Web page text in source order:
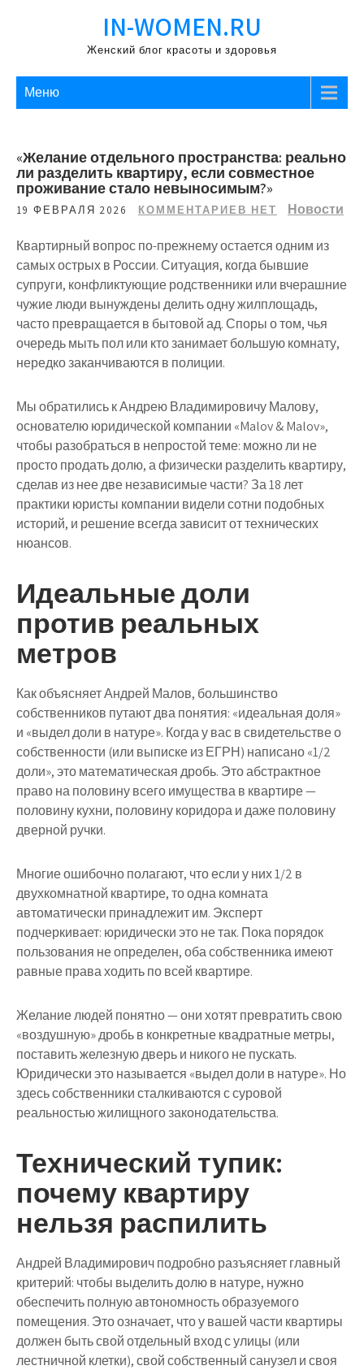
IN-WOMEN.RU
Женский блог красоты и здоровья
Меню
«Желание отдельного пространства: реально
ли разделить квартиру, если совместное
проживание стало невыносимым?»
19 ФЕВРАЛЯ 2026 КОММЕНТАРИЕВ НЕТ Новости
Квартирный вопрос по-прежнему остается одним из
самых острых в России. Ситуация, когда бывшие
супруги, конфликтующие родственники или вчерашние
чужие люди вынуждены делить одну жилплощадь,
часто превращается в бытовой ад. Споры о том, чья
очередь мыть пол или кто занимает большую комнату,
нередко заканчиваются в полиции.
Мы обратились к Андрею Владимировичу Малову,
основателю юридической компании «Malov & Malov»,
чтобы разобраться в непростой теме: можно ли не
просто продать долю, а физически разделить квартиру,
сделав из нее две независимые части? За 18 лет
практики юристы компании видели сотни подобных
историй, и решение всегда зависит от технических
нюансов.
Идеальные доли
против реальных
метров
Как объясняет Андрей Малов, большинство
собственников путают два понятия: «идеальная доля»
и «выдел доли в натуре». Когда у вас в свидетельстве о
собственности (или выписке из ЕГРН) написано «1/2
доли», это математическая дробь. Это абстрактное
право на половину всего имущества в квартире —
половину кухни, половину коридора и даже половину
дверной ручки.
Многие ошибочно полагают, что если у них 1/2 в
двухкомнатной квартире, то одна комната
автоматически принадлежит им. Эксперт
подчеркивает: юридически это не так. Пока порядок
пользования не определен, оба собственника имеют
равные права ходить по всей квартире.
Желание людей понятно — они хотят превратить свою
«воздушную» дробь в конкретные квадратные метры,
поставить железную дверь и никого не пускать.
Юридически это называется «выдел доли в натуре». Но
здесь собственники сталкиваются с суровой
реальностью жилищного законодательства.
Технический тупик:
почему квартиру
нельзя распилить
Андрей Владимирович подробно разъясняет главный
критерий: чтобы выделить долю в натуре, нужно
обеспечить полную автономность образуемого
помещения. Это означает, что у вашей части квартиры
должен быть свой отдельный вход с улицы (или
лестничной клетки), свой собственный санузел и своя